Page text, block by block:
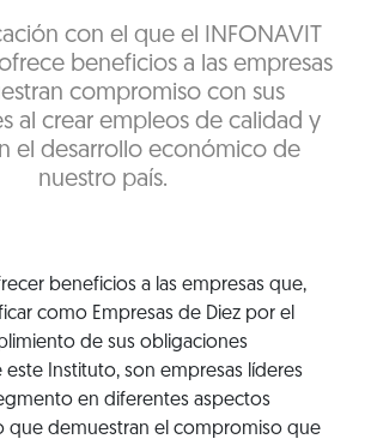
con el que el INFONAVIT
beneficios a las empresas
compromiso con sus
al crear empleos de calidad y
el desarrollo económico de
nuestro país.
beneficios a las empresas que,
como Empresas de Diez por el
de sus obligaciones
este Instituto, son empresas líderes
en diferentes aspectos
que demuestran el compromiso que